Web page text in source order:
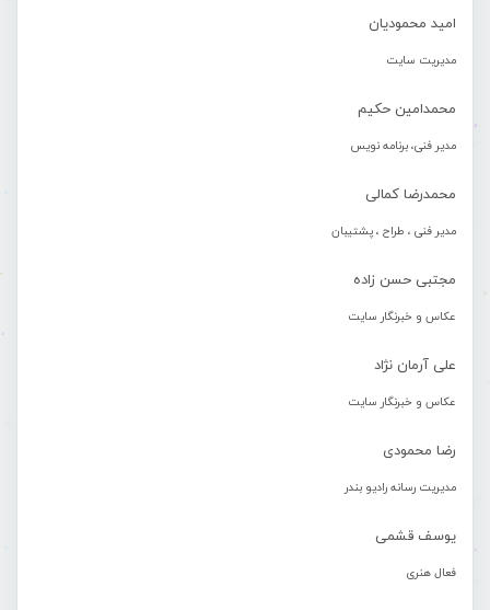
امید محمودیان
مدیریت سایت
محمدامین حکیم
مدیر فنی، برنامه نویس
محمدرضا کمالی
مدیر فنی ، طراح ، پشتیبان
مجتبی حسن زاده
عکاس و خبرنگار سایت
علی آرمان نژاد
عکاس و خبرنگار سایت
رضا محمودی
مدیریت رسانه رادیو بندر
یوسف قشمی
فعال هنری